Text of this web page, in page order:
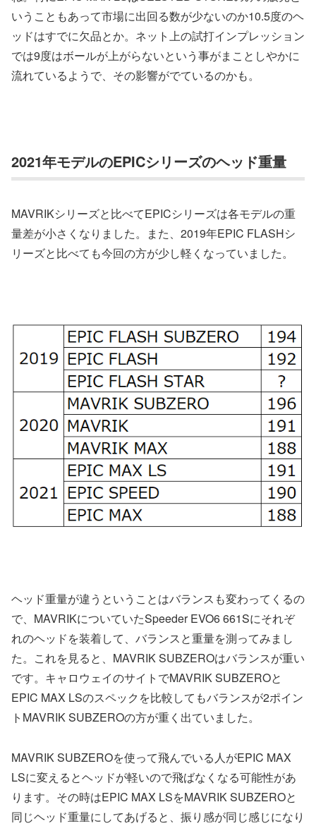
いうこともあって市場に出回る数が少ないのか10.5度のヘ
ッドはすでに欠品とか。ネット上の試打インプレッション
では9度はボールが上がらないという事がまことしやかに
流れているようで、その影響がでているのかも。
2021年モデルのEPICシリーズのヘッド重量
MAVRIKシリーズと比べてEPICシリーズは各モデルの重
量差が小さくなりました。また、2019年EPIC FLASHシ
リーズと比べても今回の方が少し軽くなっていました。
ヘッド重量が違うということはバランスも変わってくるの
で、MAVRIKについていたSpeeder EVO6 661Sにそれぞ
れのヘッドを装着して、バランスと重量を測ってみまし
た。これを見ると、MAVRIK SUBZEROはバランスが重い
です。キャロウェイのサイトでMAVRIK SUBZEROと
EPIC MAX LSのスペックを比較してもバランスが2ポイン
トMAVRIK SUBZEROの方が重く出ていました。
MAVRIK SUBZEROを使って飛んでいる人がEPIC MAX
LSに変えるとヘッドが軽いので飛ばなくなる可能性があ
ります。その時はEPIC MAX LSをMAVRIK SUBZEROと
同じヘッド重量にしてあげると、振り感が同じ感じになり